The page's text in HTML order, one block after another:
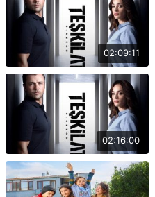
02:09:11
02:16:00